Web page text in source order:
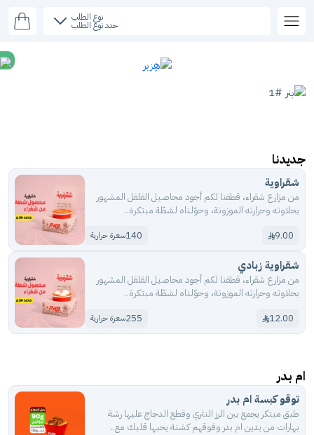
نوع الطلب
حدد نوع الطلب
جديدنا
شقراوية
من مزارع شقراء، قطفنا لكم أجود محاصيل الفلفل المشهور
بحلاوته وحرارته الموزونة، وحوّلناه لشطّة مبتكرة..
9.00
140سعرة حرارية
شقراوية زبادي
من مزارع شقراء، قطفنا لكم أجود محاصيل الفلفل المشهور
بحلاوته وحرارته الموزونة، وحوّلناه لشطّة مبتكرة..
12.00
255سعرة حرارية
ام بدر
توقو كبسة ام بدر
طبق مبتكر يجمع بين الرز النثري وقطع الدجاج عليها رشة
بهارات من يدين ام بدر وفوقهم كشنة يحبها قلبك مع..